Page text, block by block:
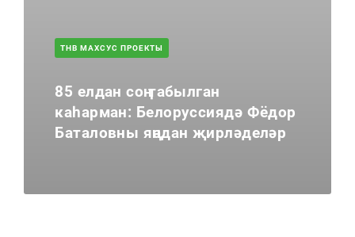
ТНВ МАХСУС ПРОЕКТЫ
85 елдан соң табылган
каһарман: Белоруссиядә Фёдор
Баталовны яңадан җирләделәр